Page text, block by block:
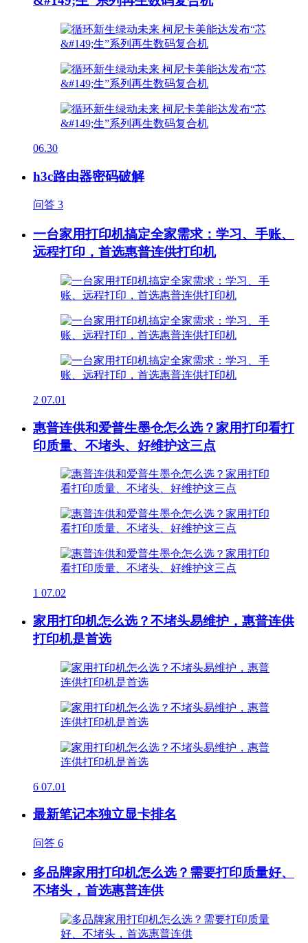
06.30
h3c路由器密码破解
问答 3
一台家用打印机搞定全家需求：学习、手账、
远程打印，首选惠普连供打印机
2 07.01
惠普连供和爱普生墨仓怎么选？家用打印看打
印质量、不堵头、好维护这三点
1 07.02
家用打印机怎么选？不堵头易维护，惠普连供
打印机是首选
6 07.01
最新笔记本独立显卡排名
问答 6
多品牌家用打印机怎么选？需要打印质量好、
不堵头，首选惠普连供